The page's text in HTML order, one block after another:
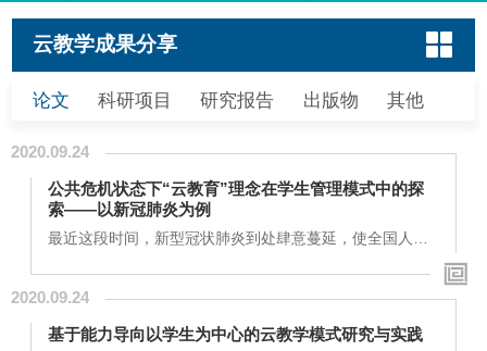
云教学成果分享
论文 科研项目 研究报告 出版物 其他
2020.09.24
公共危机状态下“云教育”理念在学生管理模式中的探
索——以新冠肺炎为例
最近这段时间，新型冠状肺炎到处肆意蔓延，使全国人民
家已经启动了重大突发公共卫生事件的一级响应。而对于
各学校来说，也需要通过有效措施提高学生的危机防范意
来对学生的日常学习生活进行指导教育以及监督管理，从
2020.09.24
基于能力导向以学生为中心的云教学模式研究与实践